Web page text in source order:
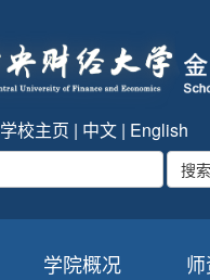
学校主页 | 中文 | English
学院概况